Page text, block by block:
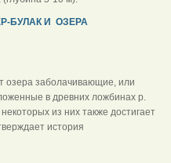
БУЛАК И ОЗЕРА
озера заболачивающие, или
в древних ложбинах р.
из них также достигает
история